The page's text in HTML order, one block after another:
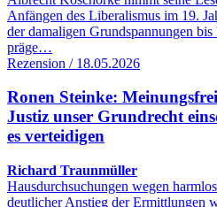
Anfängen des Liberalismus im 19.
der damaligen Grundspannungen
präge…
Rezension / 18.05.2026
Ronen Steinke:
Justiz unser Grundrecht
es verteidigen
Richard Traunmüller
Hausdurchsuchungen wegen
deutlicher Anstieg der Ermittlungen